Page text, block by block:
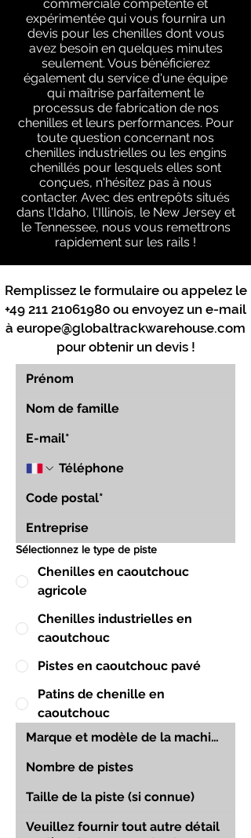
commerciale compétente et
expérimentée qui vous fournira un
devis pour les chenilles dont vous
avez besoin en quelques minutes
seulement. Vous bénéficierez
également du service d'une équipe
qui maîtrise parfaitement le
processus de fabrication de nos
chenilles et leurs performances. Pour
toute question concernant nos
chenilles industrielles ou les engins
chenillés pour lesquels elles sont
conçues, n'hésitez pas à nous
contacter. Avec des entrepôts situés
dans l'Idaho, l'Illinois, le New Jersey et
le Tennessee, nous vous remettrons
rapidement sur les rails !
Remplissez le formulaire ou appelez le
+49 211 21061980 ou envoyez un e-mail
à europe@globaltrackwarehouse.com
pour obtenir un devis !
Sélectionnez le type de piste
Chenilles en caoutchouc
agricole
Chenilles industrielles en
caoutchouc
Pistes en caoutchouc pavé
Patins de chenille en
caoutchouc